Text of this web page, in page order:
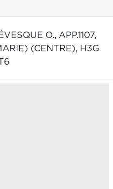
O., APP.1107,
(CENTRE), H3G